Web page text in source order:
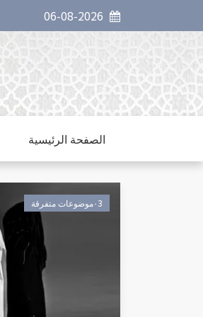
الصفحة الرئيسية
٠3موضوعات متفرقة